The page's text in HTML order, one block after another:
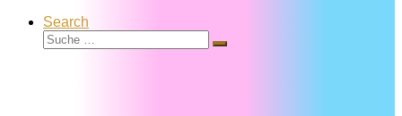
Search
Suche
Suche